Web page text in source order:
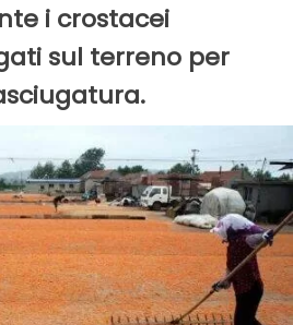
i crostacei
sul terreno per